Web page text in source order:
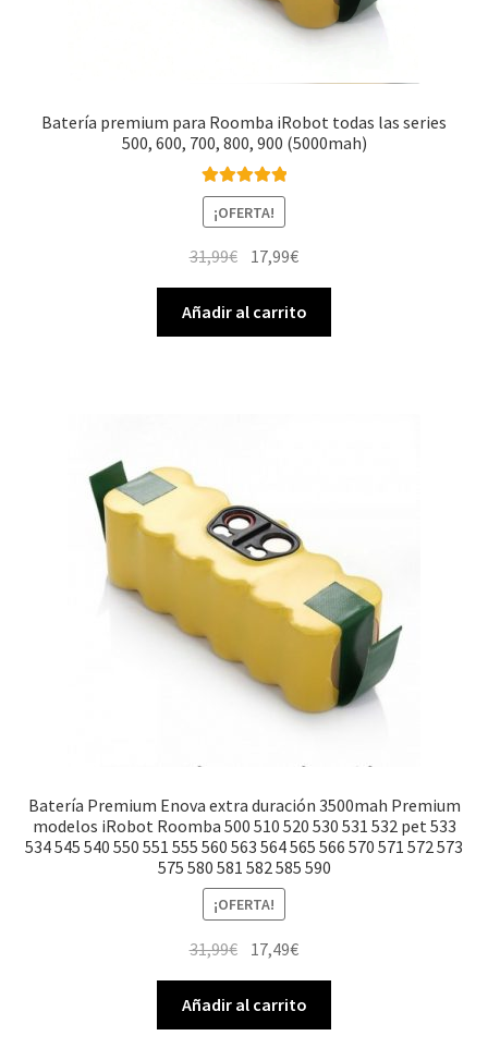
Batería premium para Roomba iRobot todas las series
500, 600, 700, 800, 900 (5000mah)
Valorado con
5.00de 5
¡OFERTA!
31,99€ El
precio
original
era:
17,99€El
precio
actual
es:
Añadir al carrito
Batería Premium Enova extra duración 3500mah Premium
modelos iRobot Roomba 500 510 520 530 531 532 pet 533
534 545 540 550 551 555 560 563 564 565 566 570 571 572 573
575 580 581 582 585 590
¡OFERTA!
31,99€ El
original
era:
17,49€El
actual
es:
Añadir al carrito